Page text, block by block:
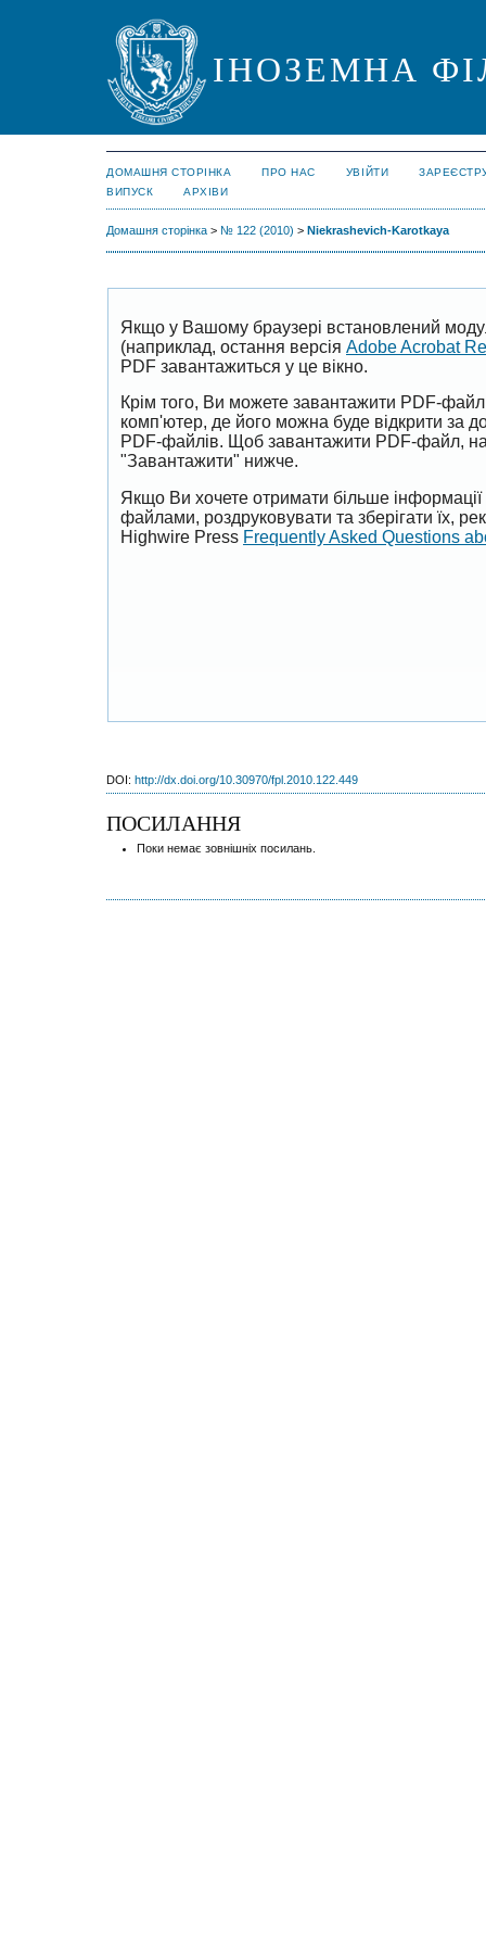
ІНОЗЕМНА
ДОМАШНЯ СТОРІНКА ПРО НАС УВІЙТИ
ВИПУСК
АРХІВИ
Домашня сторінка > № 122 (2010) > Niekrashevich-Karotkaya
Якщо у Вашому браузері встановлений
(наприклад, остання версія Adobe Acrobat
PDF завантажиться у це вікно.
Крім того, Ви можете завантажити PDF-
комп'ютер, де його можна буде відкрити за
PDF-файлів. Щоб завантажити PDF-файл,
"Завантажити" нижче.
Якщо Ви хочете отримати більше
файлами, роздруковувати та зберігати їх,
Highwire Press Frequently Asked Questions
DOI: http://dx.doi.org/10.30970/fpl.2010.122.449
ПОСИЛАННЯ
Поки немає зовнішніх посилань.